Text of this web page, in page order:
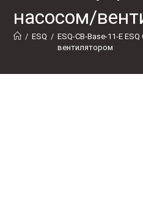
насосом/
/ ESQ / ESQ-CB-Base-11-E
вентилятором